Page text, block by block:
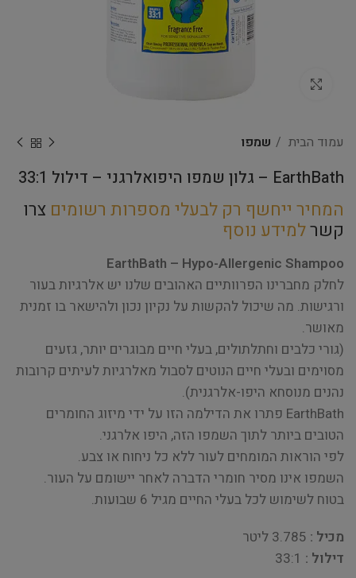
עמוד הבית שמפו
EarthBath – גלון שמפו היפואלרגני – דילול 33:1
המחיר ייחשף רק לבעלי מספרות רשומים צרו
קשרלמידע נוסף
EarthBath – Hypo-Allergenic Shampoo
לחלק מחברינו הפרוותיים האהובים שלנו יש אלרגיות בעור
ורגישות. מה שיכול להקשות על נקיון נכון ולהישאר בו זמנית
מאושר.
(גורי כלבים וחתלתולים, בעלי חיים מבוגרים יותר, גזעים
מסוימים ובעלי חיים הנוטים לסבול מאלרגיות לעיתים קרובות
נהנים מנוסחא היפו-אלרגנית).
EarthBath פתרו את הדילמה הזו על ידי מיזוג החומרים
הטובים ביותר לתוך השמפו הזה, היפו אלרגני.
לפי הוראות המומחים לעור ללא כל ניחוח או צבע.
השמפו אינו מסיר חומרי הדברה לאחר יישומם על העור.
בטוח לשימוש לכל בעלי החיים מגיל 6 שבועות.
מכיל :
דילול :